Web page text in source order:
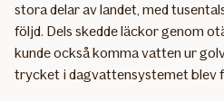
stora delar av landet, med
följd. Dels skedde läckor genom
kunde också komma vatten ur
trycket i dagvattensystemet blev